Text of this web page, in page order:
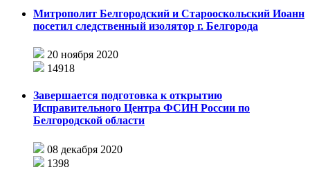
Митрополит Белгородский и Старооскольский Иоанн
посетил следственный изолятор г. Белгорода
20 ноября 2020
14918
Завершается подготовка к открытию
Исправительного Центра ФСИН России по
Белгородской области
08 декабря 2020
1398